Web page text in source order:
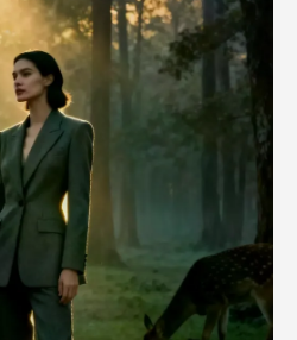
ครื่องมือ
▼
▼